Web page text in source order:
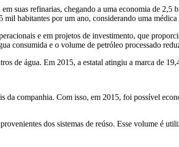
suas refinarias, chegando a uma economia de
habitantes por um ano, considerando uma
e em projetos de investimento, que
consumida e o volume de petróleo processado
de água. Em 2015, a estatal atingiu a marca de
da companhia. Com isso, em 2015, foi possível
dos sistemas de reúso. Esse volume é